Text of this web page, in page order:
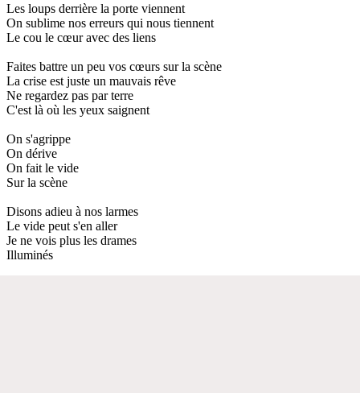
Les loups derrière la porte viennent
On sublime nos erreurs qui nous tiennent
Le cou le cœur avec des liens
Faites battre un peu vos cœurs sur la scène
La crise est juste un mauvais rêve
Ne regardez pas par terre
C'est là où les yeux saignent
On s'agrippe
On dérive
On fait le vide
Sur la scène
Disons adieu à nos larmes
Le vide peut s'en aller
Je ne vois plus les drames
Illuminés